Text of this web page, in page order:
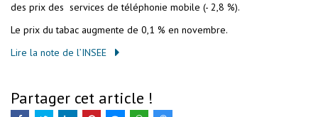
des prix des services de téléphonie mobile (- 2,8 %).
Le prix du tabac augmente de 0,1 % en novembre.
Lire la note de l’INSEE
Partager cet article !